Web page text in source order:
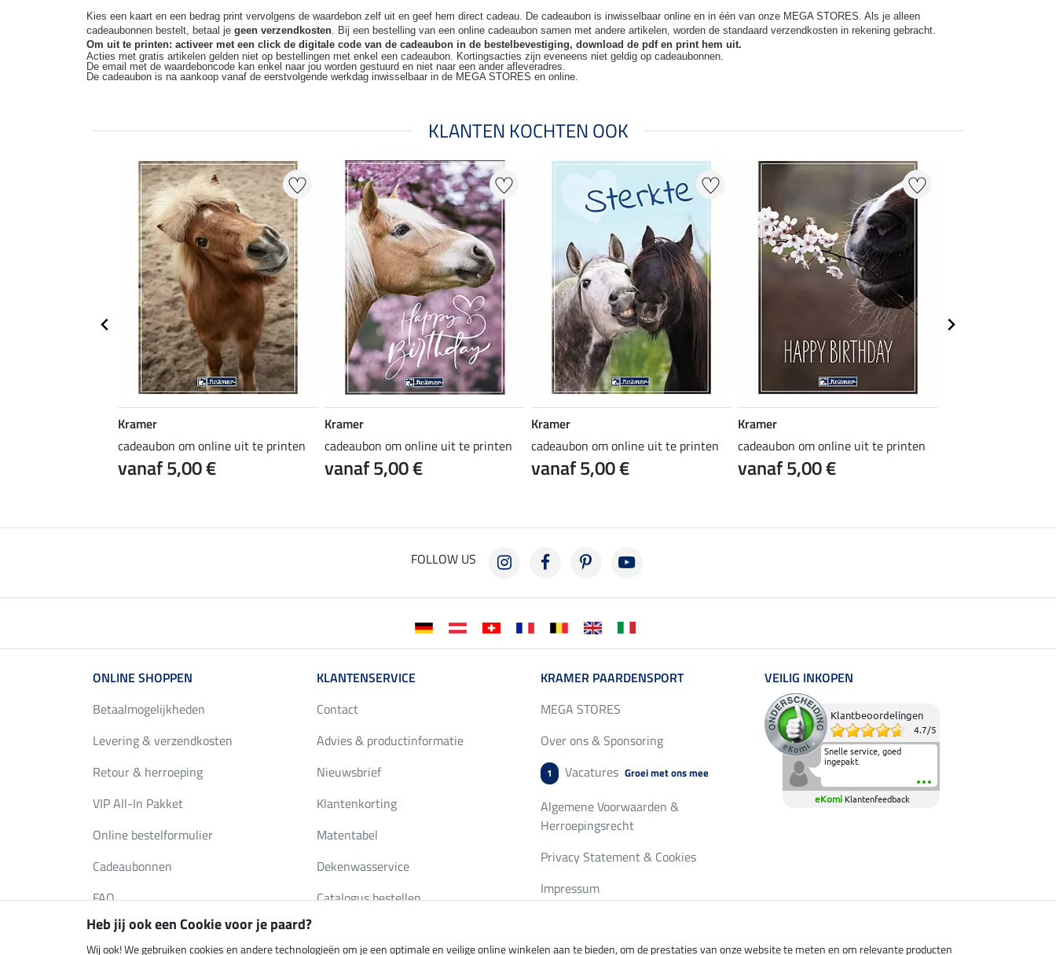
Kies een kaart en een bedrag print vervolgens de waardebon zelf uit en geef hem direct cadeau. De cadeaubon is inwisselbaar online en in één van onze MEGA STORES. Als je alleen
cadeaubonnen bestelt, betaal je geen verzendkosten. Bij een bestelling van een online cadeaubon samen met andere artikelen, worden de standaard verzendkosten in rekening gebracht.
Om uit te printen: activeer met een click de digitale code van de cadeaubon in de bestelbevestiging, download de pdf en print hem uit.
Acties met gratis artikelen gelden niet op bestellingen met enkel een cadeaubon. Kortingsacties zijn eveneens niet geldig op cadeaubonnen.
De email met de waardeboncode kan enkel naar jou worden gestuurd en niet naar een ander afleveradres.
De cadeaubon is na aankoop vanaf de eerstvolgende werkdag inwisselbaar in de MEGA STORES en online.
KLANTEN KOCHTEN OOK
Kramer
cadeaubon om online uit te printen
vanaf 5,00 €
Kramer
cadeaubon om online uit te printen
vanaf 5,00 €
Kramer
cadeaubon om online uit te printen
vanaf 5,00 €
Kramer
cadeaubon om online uit te printen
vanaf 5,00 €
FOLLOW US
ONLINE SHOPPEN
Betaalmogelijkheden
Levering & verzendkosten
Retour & herroeping
VIP All-In Pakket
Online bestelformulier
Cadeaubonnen
FAQ
KLANTENSERVICE
Contact
Advies & productinformatie
Nieuwsbrief
Klantenkorting
Matentabel
Dekenwasservice
Catalogus bestellen
KRAMER PAARDENSPORT
MEGA STORES
Over ons & Sponsoring
1 Vacatures Groei met ons mee
Algemene Voorwaarden &
Herroepingsrecht
Privacy Statement & Cookies
Impressum
VEILIG INKOPEN
Klantbeoordelingen
4.7/5
Snelle service, goed
ingepakt.
eKomi Klantenfeedback
Heb jij ook een Cookie voor je paard?
Wij ook! We gebruiken cookies en andere technologieën om je een optimale en veilige online winkelen aan te bieden, om de prestaties van onze website te meten en om relevante producten